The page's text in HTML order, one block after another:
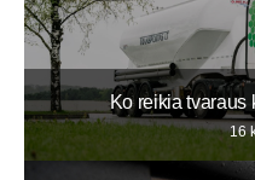
Ko reikia tvaraus
16